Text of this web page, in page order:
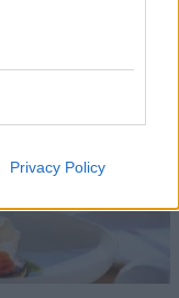
Privacy Policy